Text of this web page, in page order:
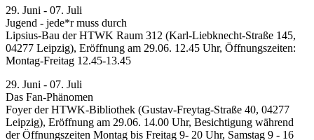
29. Juni - 07. Juli
Jugend - jede*r muss durch
Lipsius-Bau der HTWK Raum 312 (Karl-Liebknecht-Straße 145,
04277 Leipzig), Eröffnung am 29.06. 12.45 Uhr, Öffnungszeiten:
Montag-Freitag 12.45-13.45
29. Juni - 07. Juli
Das Fan-Phänomen
Foyer der HTWK-Bibliothek (Gustav-Freytag-Straße 40, 04277
Leipzig), Eröffnung am 29.06. 14.00 Uhr, Besichtigung während
der Öffnungszeiten Montag bis Freitag 9- 20 Uhr, Samstag 9 - 16